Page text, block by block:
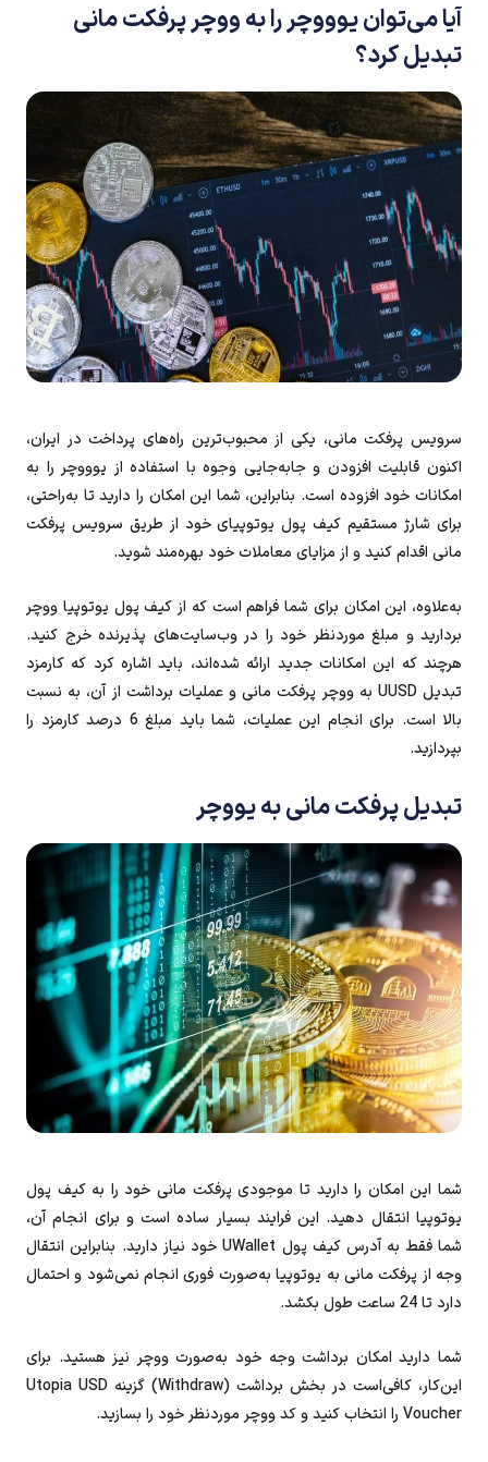
آیا می‌توان یوووچر را به ووچر پرفکت مانی
تبدیل کرد؟
سرویس پرفکت‌ مانی، یکی از محبوب‌ترین راه‌های پرداخت در ایران،
اکنون قابلیت افزودن و جابه‌جایی وجوه با استفاده از یوووچر را به
امکانات خود افزوده است. بنابراین، شما این امکان را دارید تا به‌راحتی،
برای شارژ مستقیم کیف پول یوتوپیای خود از طریق سرویس پرفکت
مانی اقدام کنید و از مزایای معاملات خود بهره‌مند شوید.
به‌علاوه، این امکان برای شما فراهم است که از کیف پول یوتوپیا ووچر
بردارید و مبلغ موردنظر خود را در وب‌سایت‌های پذیرنده خرج کنید.
هرچند که این امکانات جدید ارائه شده‌اند، باید اشاره کرد که کارمزد
تبدیل UUSD به ووچر پرفکت‌ مانی و عملیات برداشت از آن، به نسبت
بالا است. برای انجام این عملیات، شما باید مبلغ 6 درصد کارمزد را
بپردازید.
تبدیل پرفکت مانی به یووچر
شما این امکان را دارید تا موجودی پرفکت‌ مانی خود را به کیف پول
یوتوپیا انتقال دهید. این فرایند بسیار ساده است و برای انجام آن،
شما فقط به آدرس کیف پول UWallet خود نیاز دارید. بنابراین انتقال
وجه از پرفکت‌ مانی به یوتوپیا به‌صورت فوری انجام نمی‌شود و احتمال
دارد تا 24 ساعت طول بکشد.
شما دارید امکان برداشت وجه خود به‌صورت ووچر نیز هستید. برای
این‌کار، کافی‌است در بخش برداشت (Withdraw) گزینه Utopia USD
Voucher را انتخاب کنید و کد ووچر موردنظر خود را بسازید.